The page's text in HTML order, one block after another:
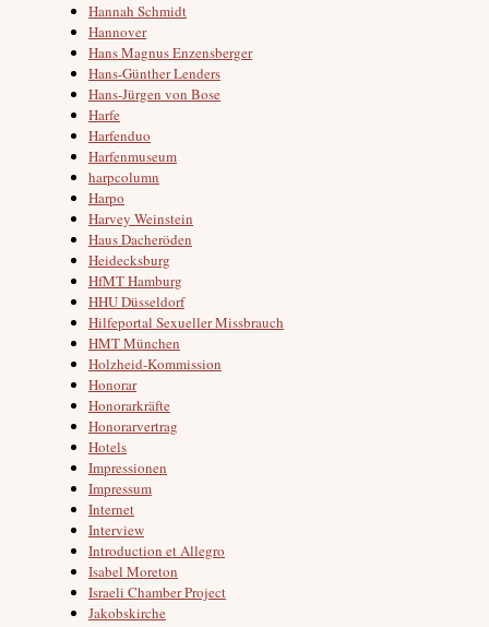
Hannah Schmidt
Hannover
Hans Magnus Enzensberger
Hans-Günther Lenders
Hans-Jürgen von Bose
Harfe
Harfenduo
Harfenmuseum
harpcolumn
Harpo
Harvey Weinstein
Haus Dacheröden
Heidecksburg
HfMT Hamburg
HHU Düsseldorf
Hilfeportal Sexueller Missbrauch
HMT München
Holzheid-Kommission
Honorar
Honorarkräfte
Honorarvertrag
Hotels
Impressionen
Impressum
Internet
Interview
Introduction et Allegro
Isabel Moreton
Israeli Chamber Project
Jakobskirche